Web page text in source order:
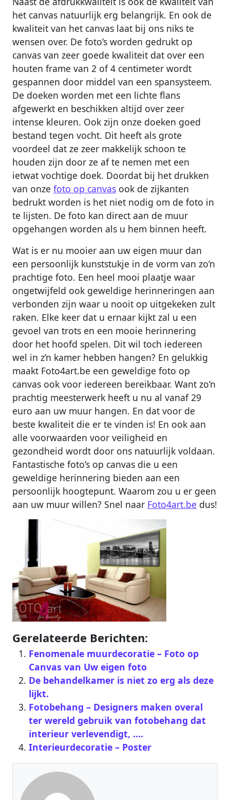
het canvas natuurlijk erg belangrijk. En ook de
kwaliteit van het canvas laat bij ons niks te
wensen over. De foto’s worden gedrukt op
canvas van zeer goede kwaliteit dat over een
houten frame van 2 of 4 centimeter wordt
gespannen door middel van een spansysteem.
De doeken worden met een lichte flans
afgewerkt en beschikken altijd over zeer
intense kleuren. Ook zijn onze doeken goed
bestand tegen vocht. Dit heeft als grote
voordeel dat ze zeer makkelijk schoon te
houden zijn door ze af te nemen met een
ietwat vochtige doek. Doordat bij het drukken
van onze foto op canvas ook de zijkanten
bedrukt worden is het niet nodig om de foto in
te lijsten. De foto kan direct aan de muur
opgehangen worden als u hem binnen heeft.
Wat is er nu mooier aan uw eigen muur dan
een persoonlijk kunststukje in de vorm van zo’n
prachtige foto. Een heel mooi plaatje waar
ongetwijfeld ook geweldige herinneringen aan
verbonden zijn waar u nooit op uitgekeken zult
raken. Elke keer dat u ernaar kijkt zal u een
gevoel van trots en een mooie herinnering
door het hoofd spelen. Dit wil toch iedereen
wel in z’n kamer hebben hangen? En gelukkig
maakt Foto4art.be een geweldige foto op
canvas ook voor iedereen bereikbaar. Want zo’n
prachtig meesterwerk heeft u nu al vanaf 29
euro aan uw muur hangen. En dat voor de
beste kwaliteit die er te vinden is! En ook aan
alle voorwaarden voor veiligheid en
gezondheid wordt door ons natuurlijk voldaan.
Fantastische foto’s op canvas die u een
geweldige herinnering bieden aan een
persoonlijk hoogtepunt. Waarom zou u er geen
aan uw muur willen? Snel naar Foto4art.be dus!
Gerelateerde Berichten:
Fenomenale muurdecoratie – Foto op
Canvas van Uw eigen foto
De behandelkamer is niet zo erg als deze
lijkt.
Fotobehang – Designers maken overal
ter wereld gebruik van fotobehang dat
interieur verlevendigt, ….
Interieurdecoratie – Poster